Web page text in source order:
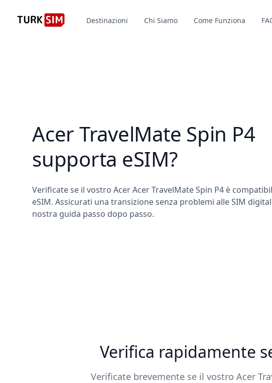
Destinazioni Chi Siamo Come Funziona
Acer TravelMate Spin P4
supporta eSIM?
Verificate se il vostro Acer Acer TravelMate Spin P4 è
eSIM. Assicurati una transizione senza problemi alle SIM
nostra guida passo dopo passo.
Verifica rapidamente
Verificate brevemente se il vostro Acer